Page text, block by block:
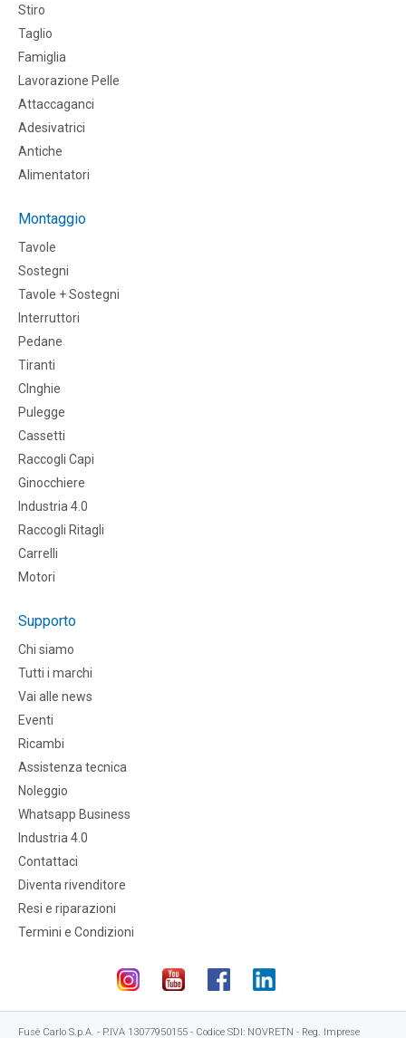
Stiro
Taglio
Famiglia
Lavorazione Pelle
Attaccaganci
Adesivatrici
Antiche
Alimentatori
Montaggio
Tavole
Sostegni
Tavole + Sostegni
Interruttori
Pedane
Tiranti
CInghie
Pulegge
Cassetti
Raccogli Capi
Ginocchiere
Industria 4.0
Raccogli Ritagli
Carrelli
Motori
Supporto
Chi siamo
Tutti i marchi
Vai alle news
Eventi
Ricambi
Assistenza tecnica
Noleggio
Whatsapp Business
Industria 4.0
Contattaci
Diventa rivenditore
Resi e riparazioni
Termini e Condizioni
Fusè Carlo S.p.A. - P.IVA 13077950155 - Codice SDI: NOVRETN - Reg. Imprese